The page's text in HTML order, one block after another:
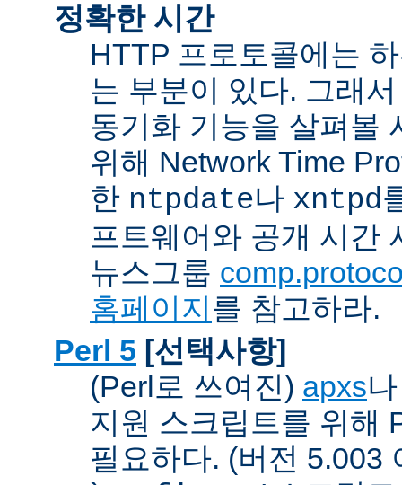
정확한 시간
HTTP 프로토콜에는
는 부분이 있다. 그래
동기화 기능을 살펴볼
위해 Network Time
한 ntpdate나 xntpd
프트웨어와 공개 시간
뉴스그룹
홈페이지를 참고하라.
Perl 5 [선택사항]
(Perl로 쓰여진) apxs
지원 스크립트를 위해
필요하다. (버전 5.003